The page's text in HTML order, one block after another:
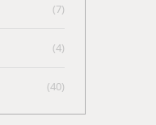
(7)
(4)
(40)